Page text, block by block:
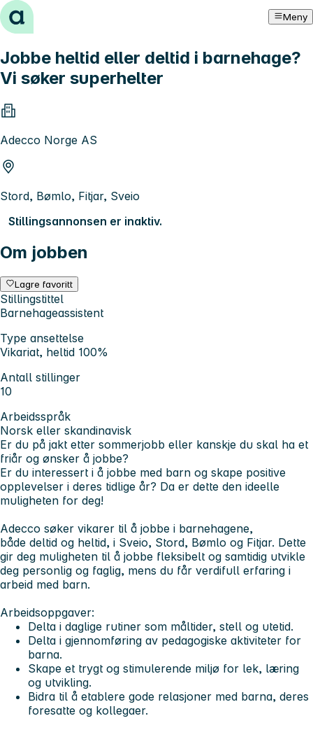
Hopp til innhold Meny
Jobbe heltid eller deltid i barnehage?
Vi søker superhelter
Adecco Norge AS
Stord, Bømlo, Fitjar, Sveio
Stillingsannonsen er inaktiv.
Om jobben
Lagre favoritt
Stillingstittel
Barnehageassistent
Type ansettelse
Vikariat, heltid 100%
Antall stillinger
10
Arbeidsspråk
Norsk eller skandinavisk
Er du på jakt etter sommerjobb eller kanskje du skal ha et
friår og ønsker å jobbe?
Er du interessert i å jobbe med barn og skape positive
opplevelser i deres tidlige år? Da er dette den ideelle
muligheten for deg!
Adecco søker vikarer til å jobbe i barnehagene,
både deltid og heltid, i Sveio, Stord, Bømlo og Fitjar. Dette
gir deg muligheten til å jobbe fleksibelt og samtidig utvikle
deg personlig og faglig, mens du får verdifull erfaring i
arbeid med barn.
Arbeidsoppgaver:
Delta i daglige rutiner som måltider, stell og utetid.
Delta i gjennomføring av pedagogiske aktiviteter for
barna.
Skape et trygt og stimulerende miljø for lek, læring
og utvikling.
Bidra til å etablere gode relasjoner med barna, deres
foresatte og kollegaer.